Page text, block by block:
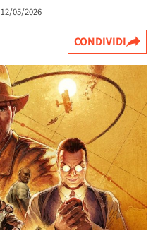
12/05/2026
CONDIVIDI